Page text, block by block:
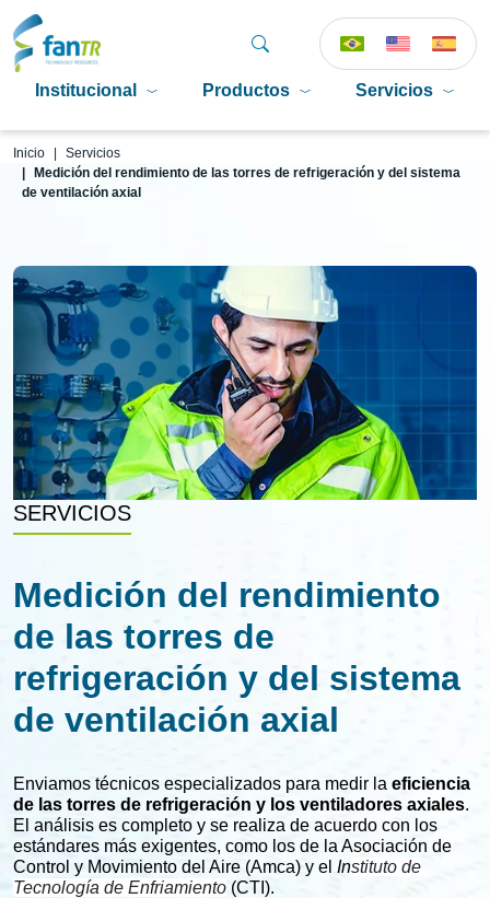
Institucional Productos Servicios
Inicio
Servicios
Medición del rendimiento de las torres de refrigeración y del sistema
de ventilación axial
SERVICIOS
Medición del rendimiento
de las torres de
refrigeración y del sistema
de ventilación axial
Enviamos técnicos especializados para medir la eficiencia
de las torres de refrigeración y los ventiladores axiales.
El análisis es completo y se realiza de acuerdo con los
estándares más exigentes, como los de la Asociación de
Control y Movimiento del Aire (Amca) y el Instituto de
Tecnología de Enfriamiento (CTI).